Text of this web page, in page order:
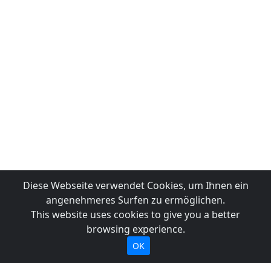
Diese Webseite verwendet Cookies, um Ihnen ein
angenehmeres Surfen zu ermöglichen.
This website uses cookies to give you a better
browsing experience.
OK